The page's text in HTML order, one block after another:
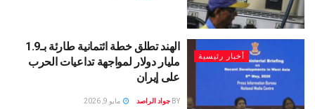
أخبار رئيسية
الهند تطلق خطة ائتمانية طارئة بـ1.9
مليار دولار لمواجهة تداعيات الحرب
على إيران
BY جواد الراصد مايو 9, 2026